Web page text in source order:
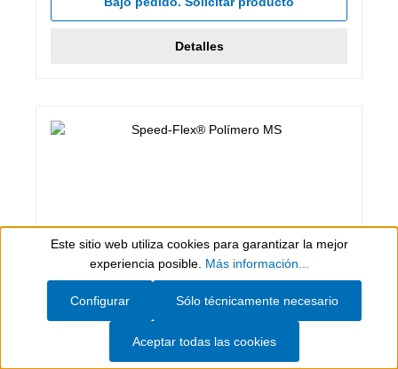
Detalles
280 ml (Green Tube), gris
Speed-Flex® Polímero MS
Show toolbar
Este sitio web utiliza cookies para garantizar la mejor
experiencia posible. Más información...
Sólo técnicamente necesario
Configurar
Aceptar todas las cookies